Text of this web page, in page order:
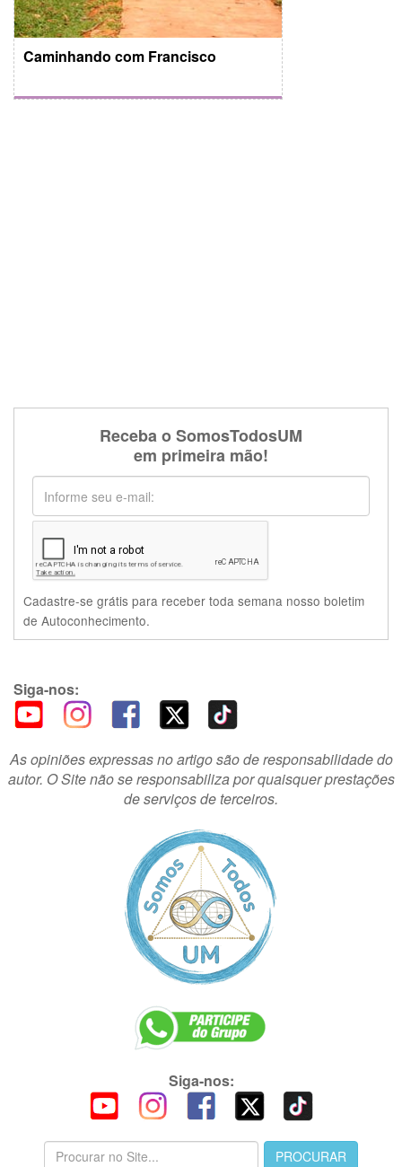
Caminhando com Francisco
Receba o SomosTodosUM
em primeira mão!
Cadastre-se grátis para receber toda semana nosso boletim
de Autoconhecimento.
Siga-nos:
As opiniões expressas no artigo são de responsabilidade do
autor. O Site não se responsabiliza por quaisquer prestações
de serviços de terceiros.
Siga-nos: